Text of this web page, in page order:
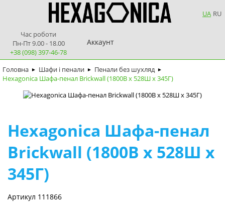
UA RU
Час роботи
Пн-Пт 9.00 - 18.00
+38 (098) 397-46-78
Аккаунт
Головна ► Шафи і пенали ► Пенали без шухляд ►
Hexagonica Шафа-пенал Brickwall (1800В х 528Ш х 345Г)
Hexagonica Шафа-пенал
Brickwall (1800В х 528Ш х
345Г)
Артикул 111866